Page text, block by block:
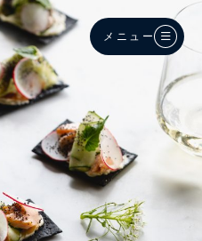
メニュー